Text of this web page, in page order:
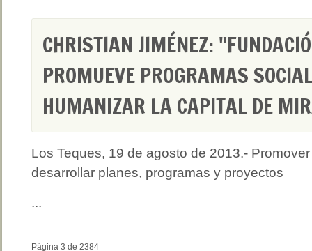
CHRISTIAN JIMÉNEZ:
PROMUEVE PROGRAMAS
HUMANIZAR LA CAPITAL DE
Los Teques, 19 de agosto de 2013.-
desarrollar planes, programas y proyectos
...
Página 3 de 2384